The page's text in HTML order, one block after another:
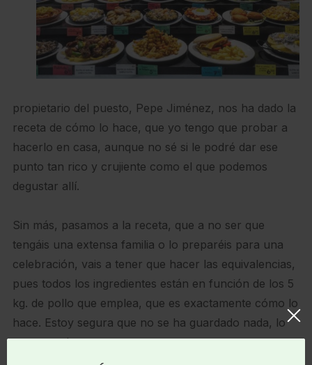
propietario del puesto, Pepe Jiménez, nos ha dado la
receta de cómo lo hace, que yo tengo que probar a
hacerlo en casa, aunque no sé si le podré dar ese
punto tan rico y crujiente como el que podemos
degustar allí.
Sin más, pasamos a la receta, que a no ser que
tengáis una extensa familia o lo preparéis para una
celebración, vais a tener que hacer las equivalencias,
pues todos los ingredientes están en función de los 5
kg. de pollo que emplea, que es exactamente cómo lo
hace. Estoy segura que no se ha guardado nada, lo
cuenta todo.